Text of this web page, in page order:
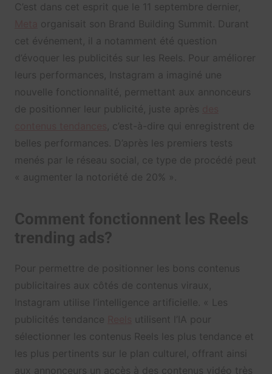
C’est dans cet esprit que le 11 septembre dernier,
organisait son Brand Building Summit. Durant
cet événement, il a notamment été question
d’évoquer les publicités sur les Reels. Pour améliorer
leurs performances, Instagram a imaginé une
nouvelle fonctionnalité, permettant aux annonceurs
de positionner leur publicité, juste après
, c’est-à-dire qui enregistrent de
belles performances. D’après les premiers tests
menés par le réseau social, ce type de procédé peut
« augmenter la notoriété de 20% ».
Comment fonctionnent les Reels
trending ads?
Pour permettre de positionner les bons contenus
publicitaires aux côtés de contenus viraux,
Instagram utilise l’intelligence artificielle. « Les
publicités tendance
utilisent l’IA pour
sélectionner les contenus Reels les plus tendance et
les plus pertinents sur le plan culturel, offrant ainsi
aux annonceurs un accès à des contenus vidéo très